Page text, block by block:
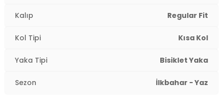
Kumaş Tipi:
Boy:Standart
Kalıp Bilgisi:
Manken Bedeni:
1.90 cm / Göğüs : 107 cm / Bel : 86
Kalıp Regular Fit
Kol Tipi Kısa Kol
Yaka Tipi Bisiklet Yaka
Sezon İlkbahar - Yaz